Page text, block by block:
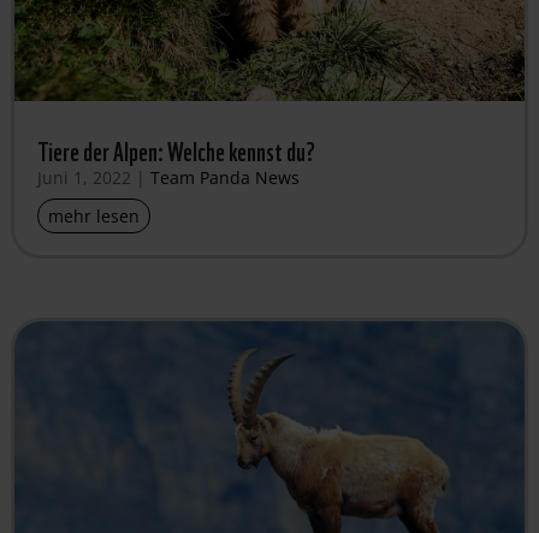
Tiere der Alpen: Welche kennst du?
Juni 1, 2022 | Team Panda News
mehr lesen